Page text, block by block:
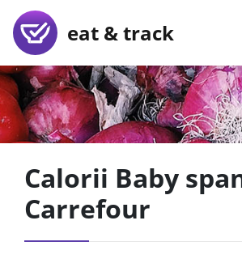
eat & track
Calorii Baby
Carrefour